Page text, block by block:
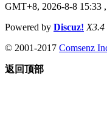
GMT+8, 2026-8-8 15:33
Powered by Discuz! X3.4
© 2001-2017 Comsenz
返回顶部